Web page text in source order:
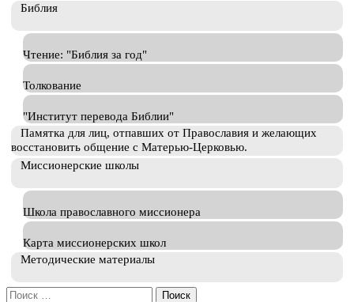
Библия
Чтение: "Библия за год"
Толкование
"Институт перевода Библии"
Памятка для лиц, отпавших от Православия и желающих
восстановить общение с Матерью-Церковью.
Миссионерские школы
Школа православного миссионера
Карта миссионерских школ
Методические материалы
Искать: